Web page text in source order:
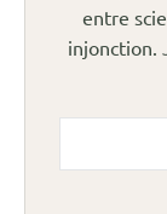
entre
injonction.